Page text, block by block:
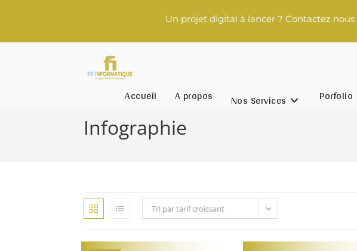
Un projet digital à lancer ? Contactez nous
Accueil A propos Nos Services Porfolio
Infographie
Tri par tarif croissant